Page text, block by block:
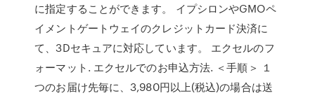
に指定することができます。 イプシロンやGMOペ
イメントゲートウェイのクレジットカード決済に
て、3Dセキュアに対応しています。 エクセルのフ
ォーマット. エクセルでのお申込方法. ＜手順＞ １
つのお届け先毎に、3,980円以上(税込)の場合は送